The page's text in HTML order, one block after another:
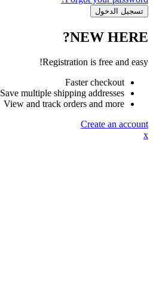
NEW HERE?
Registration is free and easy!
Faster checkout
Save multiple shipping addresses
View and track orders and more
Create an account
x